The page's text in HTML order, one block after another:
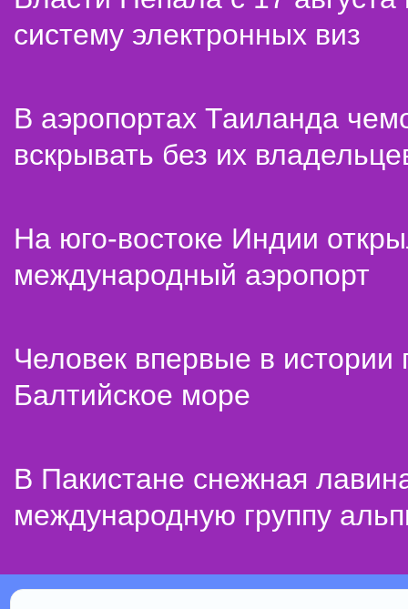
систему электронных виз
В аэропортах Таиланда
вскрывать без их
На юго-востоке Индии
международный аэропорт
Человек впервые в истории
Балтийское море
В Пакистане снежная
международную группу